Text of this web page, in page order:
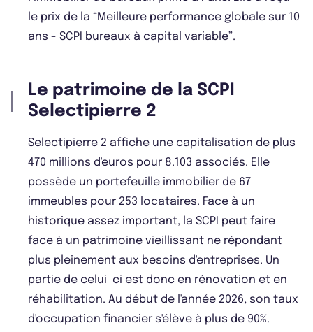
le prix de la “Meilleure performance globale sur 10
ans - SCPI bureaux à capital variable”.
Le patrimoine de la SCPI
Selectipierre 2
Selectipierre 2 affiche une capitalisation de plus
470 millions d'euros pour 8.103 associés. Elle
possède un portefeuille immobilier de 67
immeubles pour 253 locataires. Face à un
historique assez important, la SCPI peut faire
face à un patrimoine vieillissant ne répondant
plus pleinement aux besoins d'entreprises. Un
partie de celui-ci est donc en rénovation et en
réhabilitation. Au début de l'année 2026, son taux
d'occupation financier s'élève à plus de 90%.